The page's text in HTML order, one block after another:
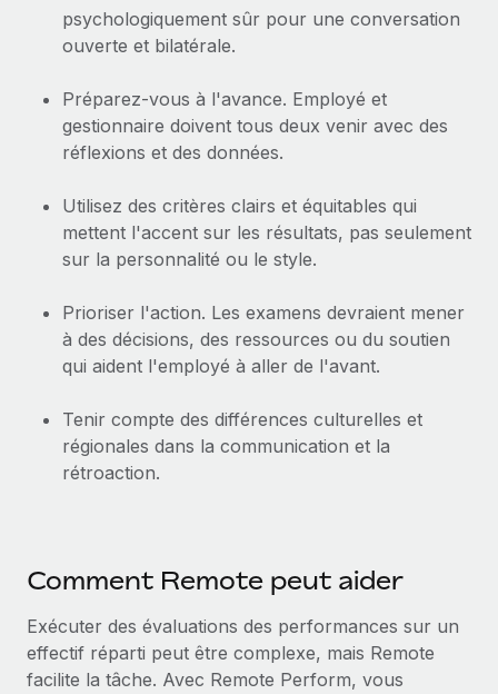
psychologiquement sûr pour une conversation
ouverte et bilatérale.
Préparez-vous à l'avance. Employé et
gestionnaire doivent tous deux venir avec des
réflexions et des données.
Utilisez des critères clairs et équitables qui
mettent l'accent sur les résultats, pas seulement
sur la personnalité ou le style.
Prioriser l'action. Les examens devraient mener
à des décisions, des ressources ou du soutien
qui aident l'employé à aller de l'avant.
Tenir compte des différences culturelles et
régionales dans la communication et la
rétroaction.
Comment Remote peut aider
Exécuter des évaluations des performances sur un
effectif réparti peut être complexe, mais Remote
facilite la tâche. Avec Remote Perform, vous